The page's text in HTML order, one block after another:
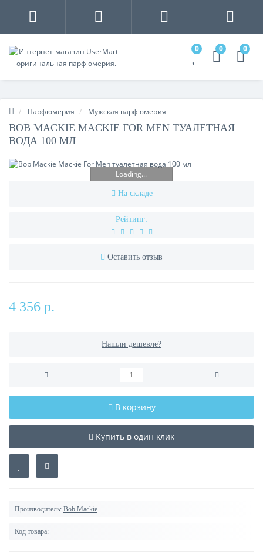
0 0 0
Парфюмерия Мужская парфюмерия
BOB MACKIE MACKIE FOR MEN ТУАЛЕТНАЯ
ВОДА 100 МЛ
Loading...
На складе
Рейтинг:
Оставить отзыв
4 356 р.
Нашли дешевле?
В корзину
Купить в один клик
Производитель: Bob Mackie
Код товара: